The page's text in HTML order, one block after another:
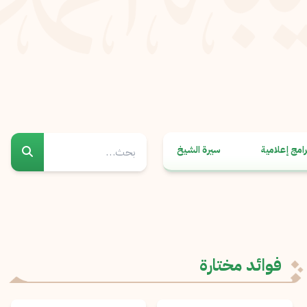
إعلامية سيرة الشيخ
فوائد مختارة